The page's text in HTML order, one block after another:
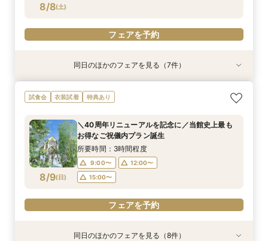
8/8(土)
フェアを予約
衣装試着 特典あり
8/8(土)
【料理重視の方へ】豪華2万円相当フレンチ試食
付特別フェア
10:00〜
14:00〜
17:00〜
フェアを予約
8/8(土)
【見積相談会】結婚式費用を抑えて挙げるコツを
教えます♪
10:00〜
14:00〜
17:00〜
フェアを予約
8/8(土)
【マタニティ＆パパママ婚】Wハッピーなあなた
に☆
10:00〜
12:00〜
14:00〜
フェアを予約
8/8(土)
＼館内ツアー／すきま時間で気軽に♪60分でゆ
るっと式場見学！
10:00〜
12:00〜
14:00〜
16:00〜
18:00〜
衣装試着 特典あり
8/8(土)
【少人数ウエディング歓迎】試着＆フレンチ試食
付じっくり相談会
10:00〜
14:00〜
17:00〜
フェアを予約
衣装試着 特典あり
8/8(土)
【結婚式を迷われてる方におすすめ】気軽に見学
＆試食フェア
9:00〜
12:00〜
15:00〜
フェアを予約
衣装試着 特典あり
8/8(土)
【写真婚】スナップデータ特典×ドレス試着×オ
リジナルスイーツ
10:00〜
14:00〜
17:00〜
フェアを予約
同日のほかのフェアを見る（7件）
試食会 衣装試着 特典あり
8/9(日)
＼40周年リニューアルを記念に／当館史上最も
お得なご祝儀内プラン誕生
所要時間：3時間程度
9:00〜
12:00〜
15:00〜
フェアを予約
衣装試着 特典あり
衣装試着 特典あり
衣装試着 特典あり
衣装試着 特典あり
衣装試着 特典あり
同日のほかのフェアを見る（8件）